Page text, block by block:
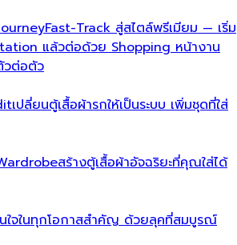
Fast-Track สู่สไตล์พรีเมียม — เริ่ม
แล้วต่อด้วย Shopping หน้างาน
วต่อตัว
เปลี่ยนตู้เสื้อผ้ารกให้เป็นระบบ เพิ่มชุดที่ใส่
สร้างตู้เสื้อผ้าอัจฉริยะที่คุณใส่ได้
ใจในทุกโอกาสสำคัญ ด้วยลุคที่สมบูรณ์